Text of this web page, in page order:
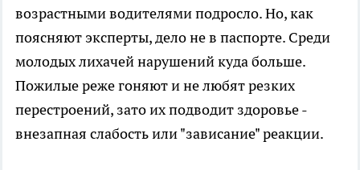
возрастными водителями подросло. Но, как
поясняют эксперты, дело не в паспорте. Среди
молодых лихачей нарушений куда больше.
Пожилые реже гоняют и не любят резких
перестроений, зато их подводит здоровье -
внезапная слабость или "зависание" реакции.